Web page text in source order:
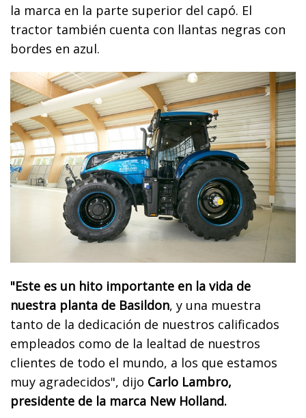
la marca en la parte superior del capó. El
tractor también cuenta con llantas negras con
bordes en azul.
"Este es un hito importante en la vida de
nuestra planta de Basildon, y una muestra
tanto de la dedicación de nuestros calificados
empleados como de la lealtad de nuestros
clientes de todo el mundo, a los que estamos
muy agradecidos", dijo Carlo Lambro,
presidente de la marca New Holland.